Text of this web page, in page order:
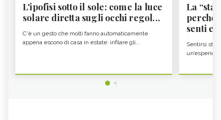
L'ipofisi sotto il sole: come la luce
solare diretta sugli occhi regol...
C'è un gesto che molti fanno automaticamente
appena escono di casa in estate: infilare gli...
La
perché
senti
Sentirsi